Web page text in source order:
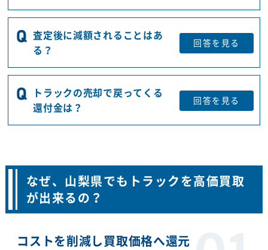
査定後に減額されることはあ
る？
回答を 見る
トラックの売却で戻ってくる
還付金は？
回答を 見る
なぜ、山梨県でもトラックを高価買取
が出来るの？
コストを削減し買取価格へ還元